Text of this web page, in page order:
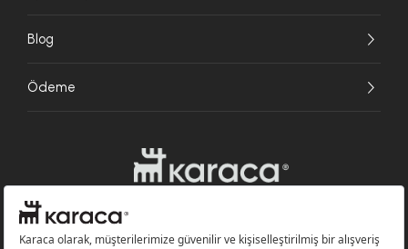
Blog
Ödeme